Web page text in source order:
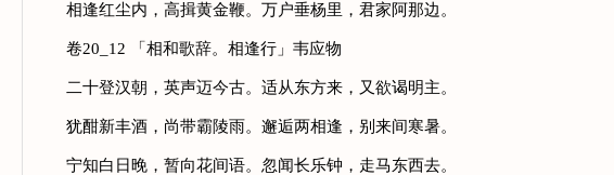
相逢红尘内，高揖黄金鞭。万户垂杨里，君家阿那边。
卷20_12 「相和歌辞。相逢行」韦应物
二十登汉朝，英声迈今古。适从东方来，又欲谒明主。
犹酣新丰酒，尚带霸陵雨。邂逅两相逢，别来间寒暑。
宁知白日晚，暂向花间语。忽闻长乐钟，走马东西去。